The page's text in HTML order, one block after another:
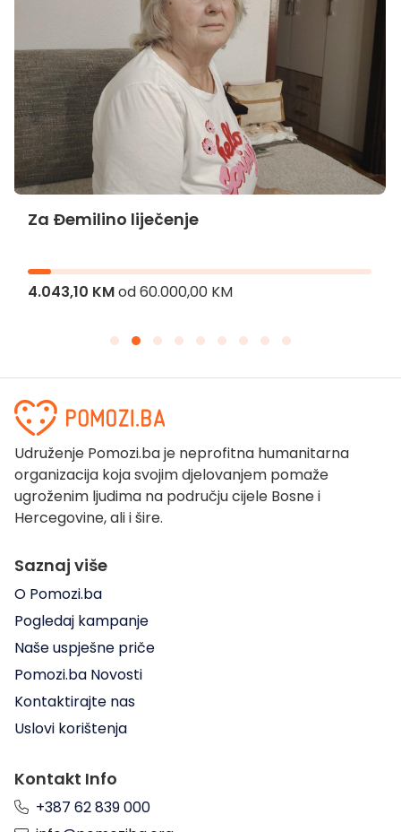
Za Đemilino liječenje
4.043,10 KMod60.000,00 KM
Udruženje Pomozi.ba je neprofitna humanitarna
organizacija koja svojim djelovanjem pomaže
ugroženim ljudima na području cijele Bosne i
Hercegovine, ali i šire.
Saznaj više
O Pomozi.ba
Pogledaj kampanje
Naše uspješne priče
Pomozi.ba Novosti
Kontaktirajte nas
Uslovi korištenja
Kontakt Info
+387 62 839 000